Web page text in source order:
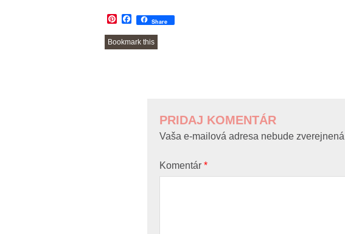
Pinterest
Facebook
Share
Bookmark this
PRIDAJ KOMENTÁR
Vaša e-mailová adresa nebude
Komentár *